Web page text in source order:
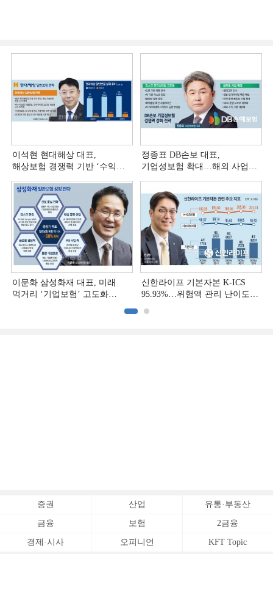
이석현 현대해상 대표,
해상보험 경쟁력 기반 ‘수익
(3)]
정종표 DB손보 대표,
기업성보험 확대…해외 사업
이문화 삼성화재 대표, 미래
먹거리 ‘기업보험’ 고도화
신한라이프 기본자본 K-ICS
95.93%…위험액 관리 난이도
증권 산업 유통·부동산
금융 보험 2금융
경제·시사 오피니언 KFT Topic